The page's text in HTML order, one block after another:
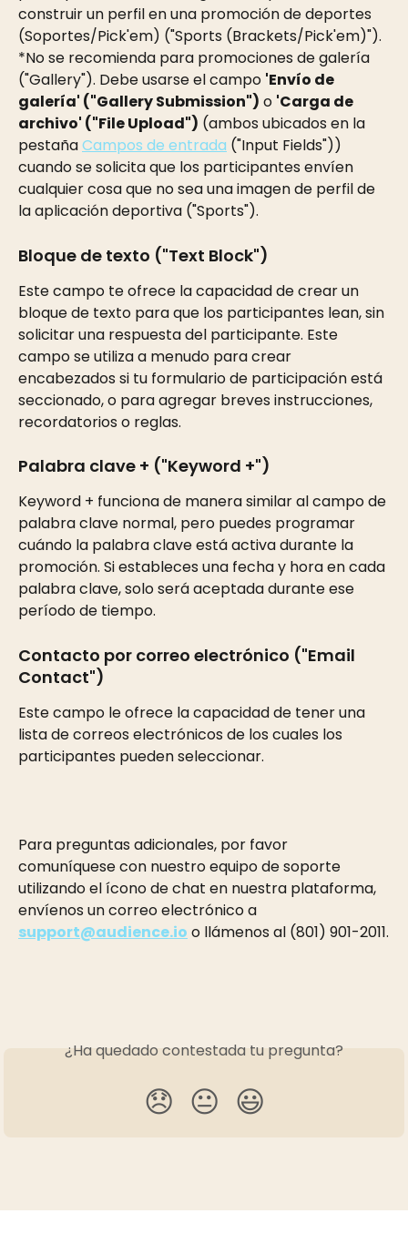
construir un perfil en una promoción de deportes
(Soportes/Pick'em) ("Sports (Brackets/Pick'em)").
*No se recomienda para promociones de galería
("Gallery"). Debe usarse el campo 'Envío de
galería' ("Gallery Submission") o 'Carga de
archivo' ("File Upload") (ambos ubicados en la
pestaña Campos de entrada ("Input Fields"))
cuando se solicita que los participantes envíen
cualquier cosa que no sea una imagen de perfil de
la aplicación deportiva ("Sports").
Bloque de texto ("Text Block")
Este campo te ofrece la capacidad de crear un
bloque de texto para que los participantes lean, sin
solicitar una respuesta del participante. Este
campo se utiliza a menudo para crear
encabezados si tu formulario de participación está
seccionado, o para agregar breves instrucciones,
recordatorios o reglas.
Palabra clave + ("Keyword +")
Keyword + funciona de manera similar al campo de
palabra clave normal, pero puedes programar
cuándo la palabra clave está activa durante la
promoción. Si estableces una fecha y hora en cada
palabra clave, solo será aceptada durante ese
período de tiempo.
Contacto por correo electrónico ("Email
Contact")
Este campo le ofrece la capacidad de tener una
lista de correos electrónicos de los cuales los
participantes pueden seleccionar.
Para preguntas adicionales, por favor
comuníquese con nuestro equipo de soporte
utilizando el ícono de chat en nuestra plataforma,
envíenos un correo electrónico a
support@audience.io o llámenos al (801) 901-2011.
¿Ha quedado contestada tu pregunta?
😞 😐 😃